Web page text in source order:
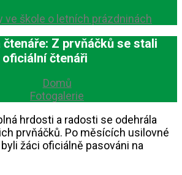
ve škole o letních prázdninách
čtenáře: Z prvňáčků se stali
oficiální čtenáři
Domů
Fotogalerie
hrdosti a radosti se odehrála
prvňáčků. Po měsících usilovné
žáci oficiálně pasováni na